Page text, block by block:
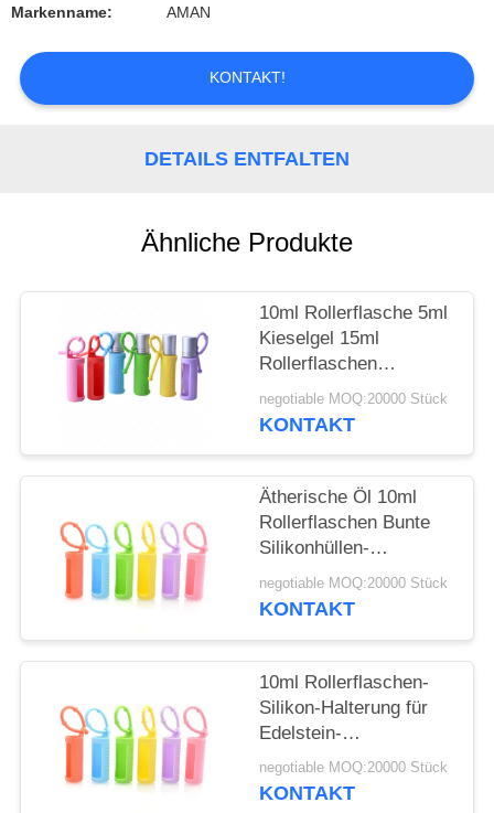
KONTAKT
MIT
UNS
NACHRICHT
ANGEBOT
ANFORDERN
SITEMAP
PRIVACY
POLICY
Markenname: AMAN
KONTAKT!
DETAILS ENTFALTEN
Ähnliche Produkte
10ml Rollerflasche 5ml
Kieselgel 15ml
Rollerflaschen
Tragbare, am Kabel
befestigte,
Schützende
Silikonhülle für Flasche
negotiable MOQ:20000 Stück
KONTAKT
Ätherische Öl 10ml
Rollerflaschen Bunte
Silikonhüllen-
Schutzhülle
Nachfüllbare
negotiable MOQ:20000 Stück
KONTAKT
10ml Rollerflaschen-
Silikon-Halterung für
Edelstein-
Rollerflaschen, 5ml
Roll-On-Flaschen,
negotiable MOQ:20000 Stück
KONTAKT